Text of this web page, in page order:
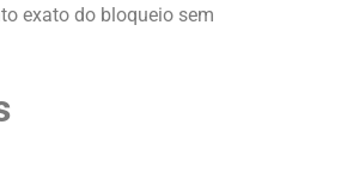
exato do bloqueio sem